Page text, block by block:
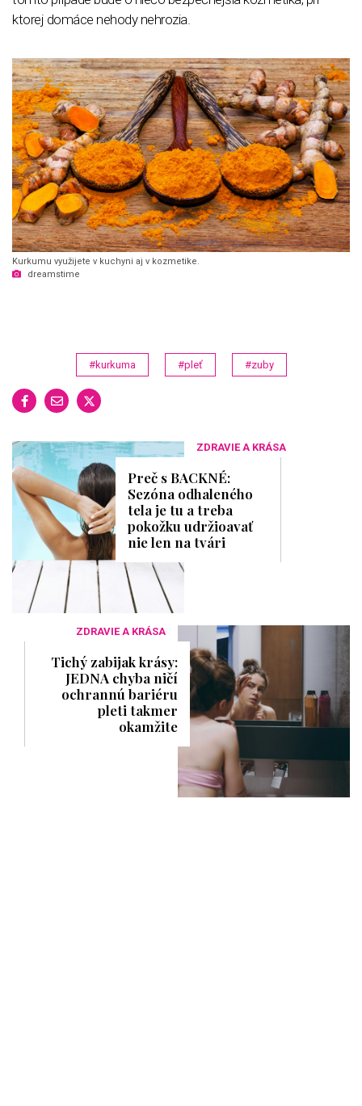
ktorej domáce nehody nehrozia.
Kurkumu využijete v kuchyni aj v kozmetike.
dreamstime
#kurkuma #pleť #zuby
ZDRAVIE A KRÁSA
Preč s BACKNÉ:
Sezóna odhaleného
tela je tu a treba
pokožku udržioavať
nie len na tvári
ZDRAVIE A KRÁSA
Tichý zabijak krásy:
JEDNA chyba ničí
ochrannú bariéru
pleti takmer
okamžite